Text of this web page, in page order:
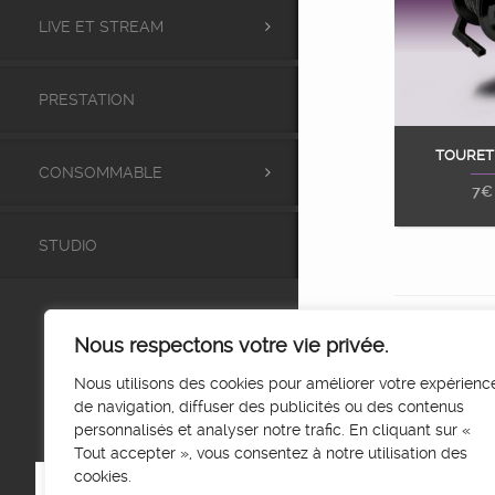
Nous respectons votre vie privée.
Nous utilisons des cookies pour améliorer votre
de navigation, diffuser des publicités ou des contenus
personnalisés et analyser notre trafic. En cliquant sur «
Tout accepter », vous consentez à notre utilisation des
cookies.
LIVE ET STREAM
PRESTATION
CONSOMMABLE
STUDIO
7€